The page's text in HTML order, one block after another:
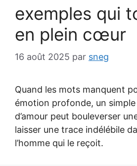
exemples qui
en plein cœur
16 août 2025 par sneg
Quand les mots manquent
émotion profonde, un simple
d’amour peut bouleverser
laisser une trace indélébile
l’homme qui le reçoit.